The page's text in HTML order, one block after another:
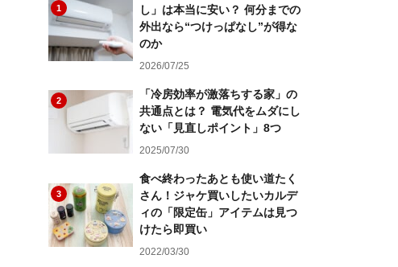
1
し」は本当に安い？ 何分までの
外出なら“つけっぱなし”が得な
のか
2026/07/25
2
「冷房効率が激落ちする家」の
共通点とは？ 電気代をムダにし
ない「見直しポイント」8つ
2025/07/30
3
食べ終わったあとも使い道たく
さん！ジャケ買いしたいカルデ
ィの「限定缶」アイテムは見つ
けたら即買い
2022/03/30